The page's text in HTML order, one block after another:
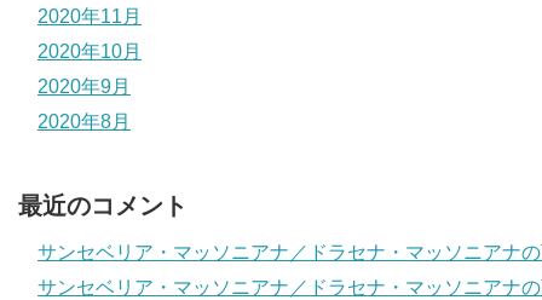
2020年11月
2020年10月
2020年9月
2020年8月
最近のコメント
サンセベリア・マッソニアナ／ドラセナ・マッソニアナ
サンセベリア・マッソニアナ／ドラセナ・マッソニアナ